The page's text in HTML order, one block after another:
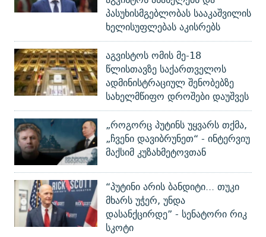
პასუხისმგებლობას სააკაშვილის
ხელისუფლებას აკისრებს
აგვისტოს ომის მე-18
წლისთავზე საქართველოს
ადმინისტრაციულ შენობებზე
სახელმწიფო დროშები დაუშვეს
„როგორც პუტინს უყვარს თქმა,
„ჩვენი დავიბრუნეთ“ - ინტერვიუ
მაქსიმ კუზახმეტოვთან
“პუტინი არის ბანდიტი... თუკი
მხარს უჭერ, უნდა
დასანქცირდე” - სენატორი რიკ
სკოტი